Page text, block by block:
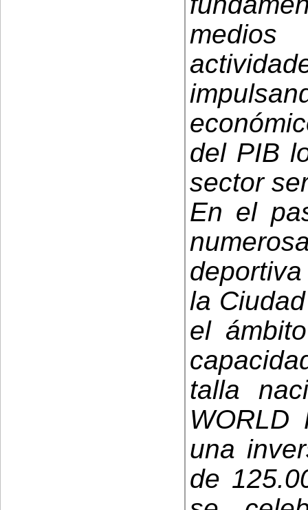
del PIB
sector
En el
la
el
talla
WORLD
una
de